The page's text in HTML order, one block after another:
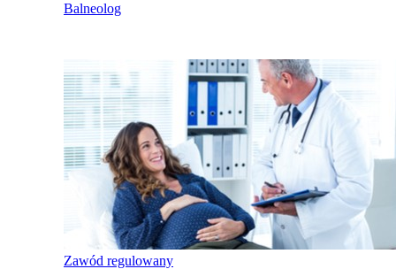
Balneolog
Zawód regulowany